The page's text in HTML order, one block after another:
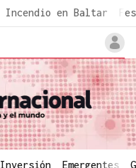
Incendio en Baltar
Inversión Emergentes